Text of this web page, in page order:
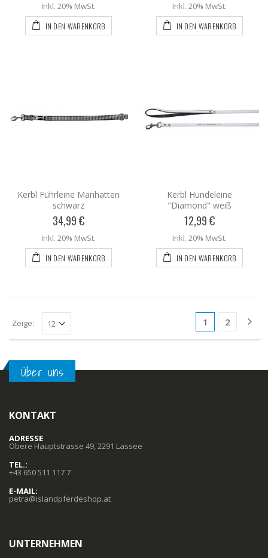
Inkl. 20% MwSt.
IN DEN WARENKORB
Inkl. 20% MwSt.
IN DEN WARENKORB
Kerbl Führleine Manhatten
schwarz
34,99 €
Inkl. 20% MwSt.
IN DEN WARENKORB
Kerbl Hundeleine
"Diamond" weiß
12,99 €
Inkl. 20% MwSt.
IN DEN WARENKORB
1 2
Zeige:
Über uns
KONTAKT
ADRESSE
Obere Hauptstrasse 49, 2291 Lassee
TEL.:
+43 650 511 117 7
E-MAIL:
petra@islandpferdeshop.at
UNTERNEHMEN